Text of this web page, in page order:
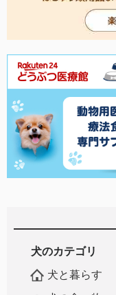
犬のカテゴリ
犬と暮らす